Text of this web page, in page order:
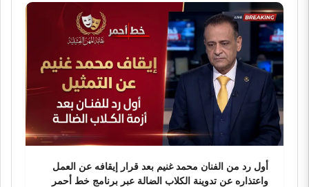
أول رد من الفنان محمد غنيم بعد قرار إيقافه عن العمل
واعتذاره عن تدوينة الكلاب الضالة عبر برنامج خط أحمر